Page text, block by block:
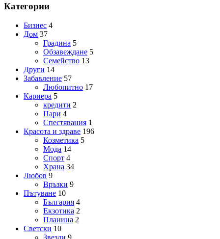
Категории
Бизнес 4
Дом 37
Градина 5
Обзавеждане 5
Семейство 13
Други 14
Забавление 57
Любопитно 17
Кариера 5
кредити 2
Пари 4
Спестявания 1
Красота и здраве 196
Козметика 5
Мода 14
Спорт 4
Храна 34
Любов 9
Връзки 9
Пътуване 10
България 4
Екзотика 2
Планина 2
Светски 10
Звезди 9